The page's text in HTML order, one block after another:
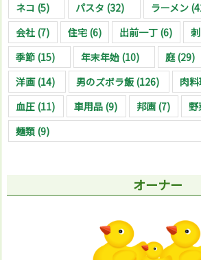
ネコ (5) パスタ (32) ラーメン
会社 (7) 住宅(6) 出前一丁 (6)
季節 (15) 年末年始 (10) 庭(29)
洋画(14) 男のズボラ飯(126) 肉
血圧 (11) 車用品(9) 邦画(7) 野
麺類 (9)
オーナー